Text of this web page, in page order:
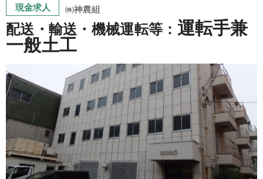
現金求人 ㈱神農組
配送・輸送・機械運転等： 運転手兼
一般土工